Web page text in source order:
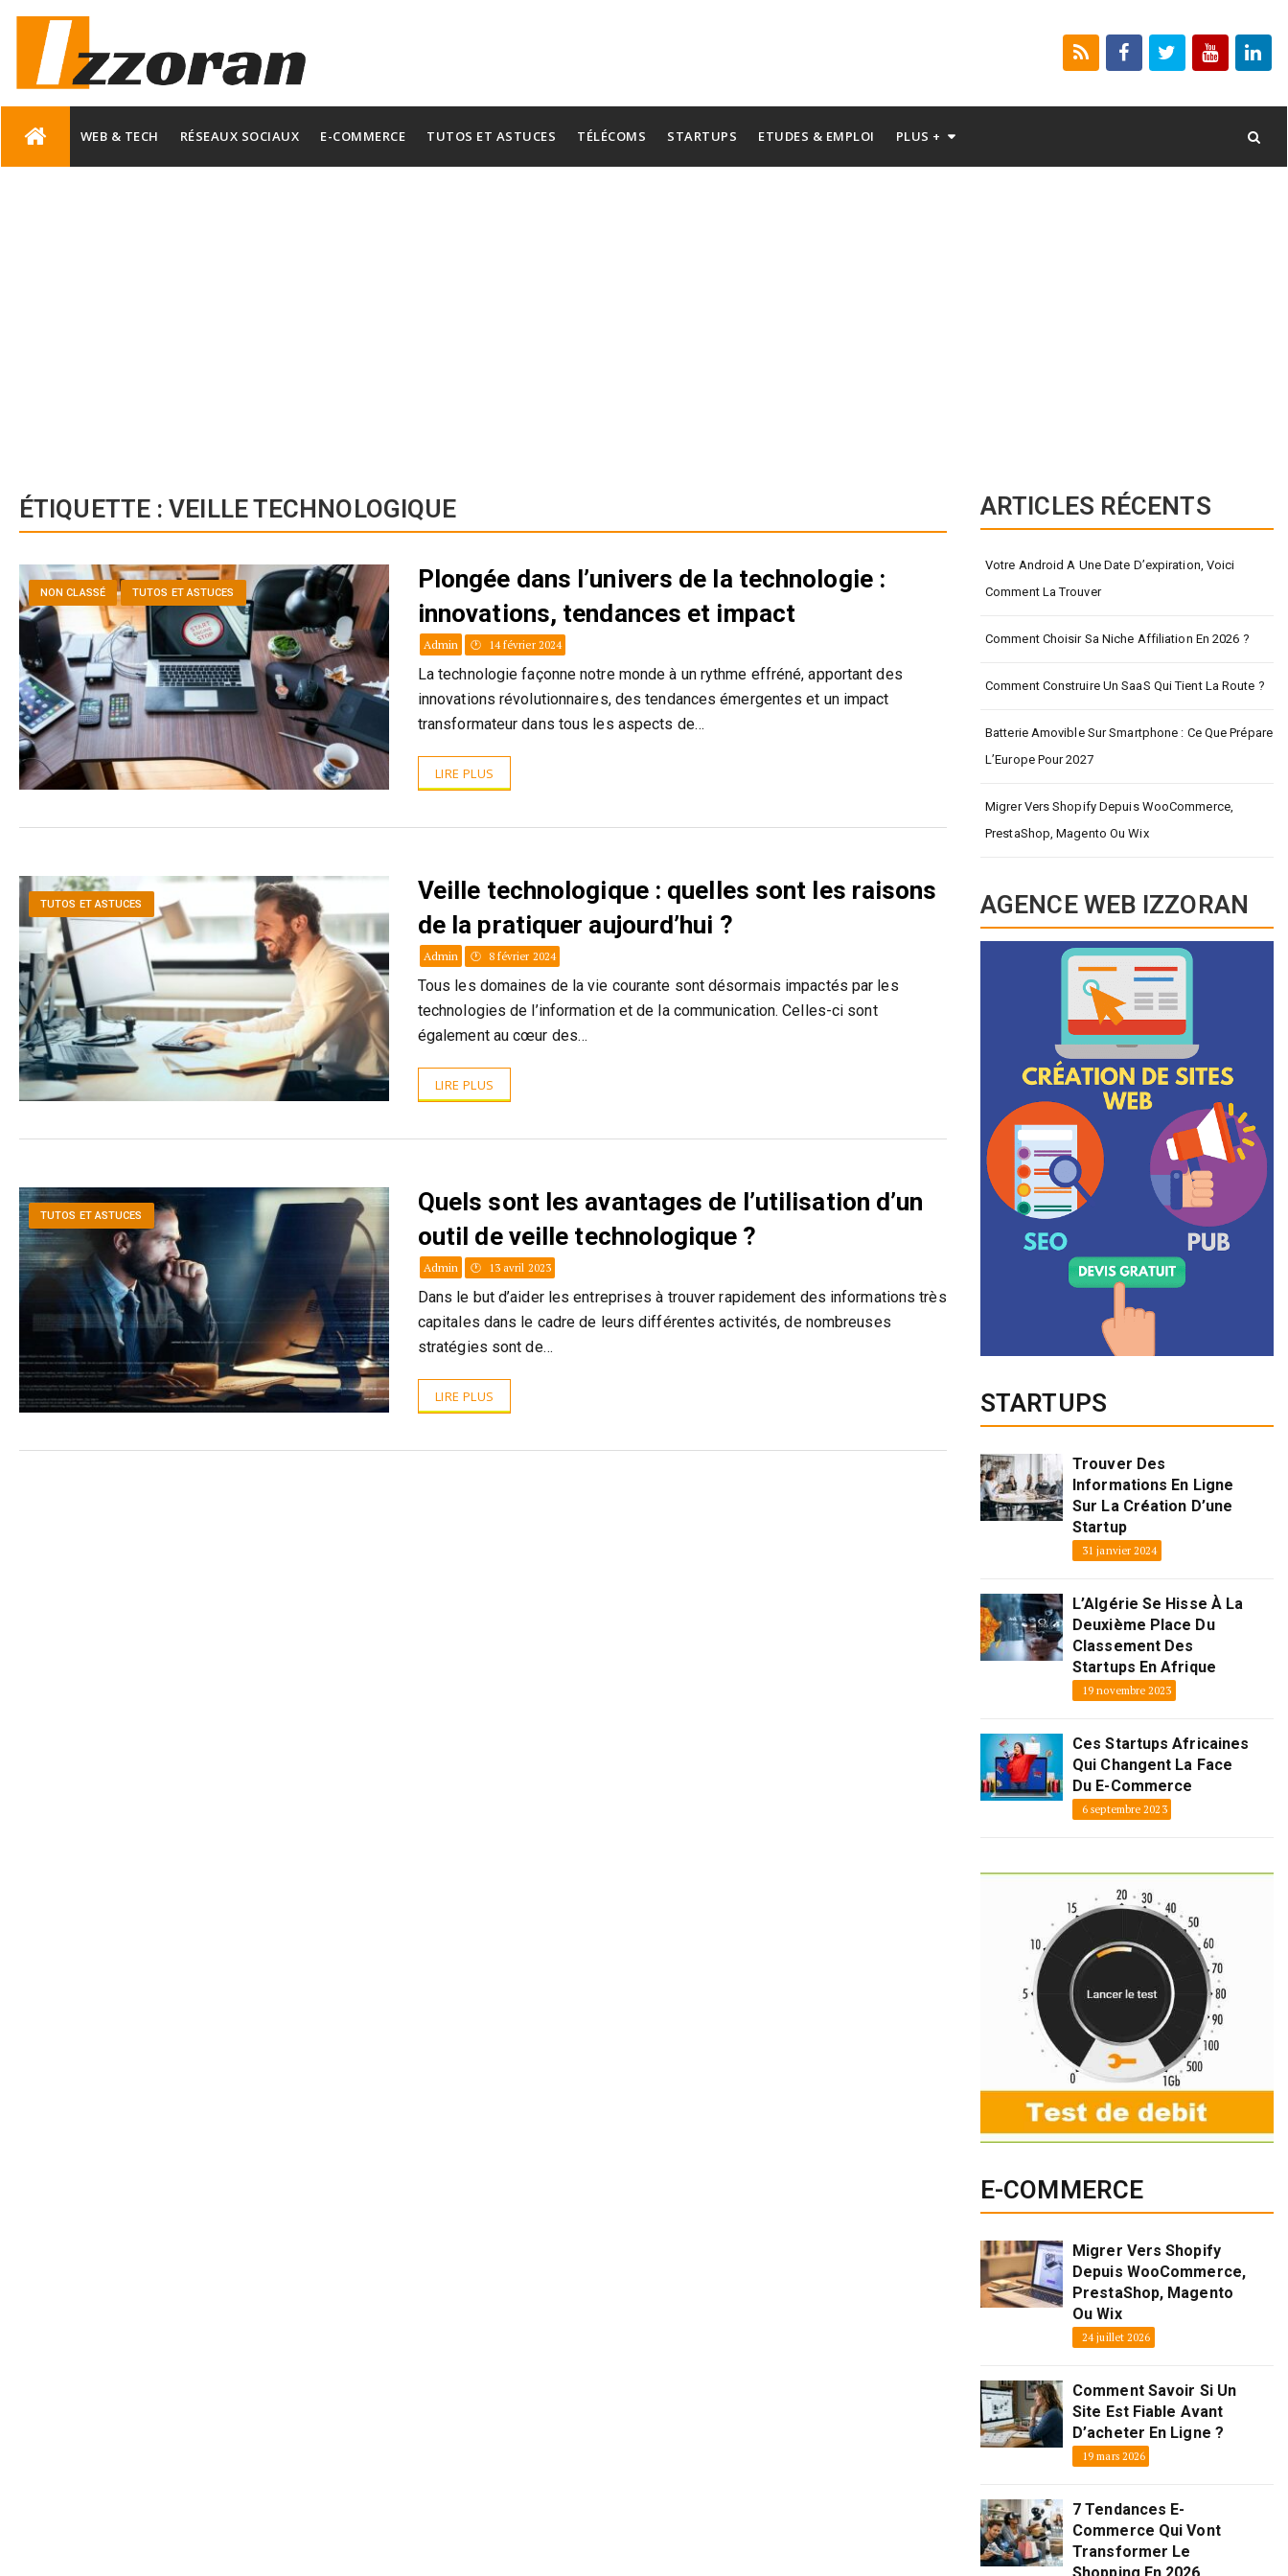
WEB & TECH RÉSEAUX SOCIAUX E-COMMERCE TUTOS ET ASTUCES TÉLÉCOMS STARTUPS ETUDES & EMPLOI PLUS +
ÉTIQUETTE :VEILLE TECHNOLOGIQUE
NON CLASSÉ TUTOS ET ASTUCES
Plongée dans l’univers de la technologie :
innovations, tendances et impact
Admin 14 février 2024
La technologie façonne notre monde à un rythme effréné, apportant des
innovations révolutionnaires, des tendances émergentes et un impact
transformateur dans tous les aspects de…
LIRE PLUS
TUTOS ET ASTUCES
Veille technologique : quelles sont les raisons
de la pratiquer aujourd’hui ?
Admin 8 février 2024
Tous les domaines de la vie courante sont désormais impactés par les
technologies de l’information et de la communication. Celles-ci sont
également au cœur des…
LIRE PLUS
TUTOS ET ASTUCES
Quels sont les avantages de l’utilisation d’un
outil de veille technologique ?
Admin 13 avril 2023
Dans le but d’aider les entreprises à trouver rapidement des informations très
capitales dans le cadre de leurs différentes activités, de nombreuses
stratégies sont de…
LIRE PLUS
ARTICLES RÉCENTS
Votre Android A Une Date D’expiration, Voici
Comment La Trouver
Comment Choisir Sa Niche Affiliation En 2026 ?
Comment Construire Un SaaS Qui Tient La Route ?
Batterie Amovible Sur Smartphone : Ce Que Prépare
L’Europe Pour 2027
Migrer Vers Shopify Depuis WooCommerce,
PrestaShop, Magento Ou Wix
AGENCE WEB IZZORAN
STARTUPS
Trouver Des
Informations En Ligne
Sur La Création D’une
Startup
31 janvier 2024
L’Algérie Se Hisse À La
Deuxième Place Du
Classement Des
Startups En Afrique
19 novembre 2023
Ces Startups Africaines
Qui Changent La Face
Du E-Commerce
6 septembre 2023
E-COMMERCE
Migrer Vers Shopify
Depuis WooCommerce,
PrestaShop, Magento
Ou Wix
24 juillet 2026
Comment Savoir Si Un
Site Est Fiable Avant
D’acheter En Ligne ?
19 mars 2026
7 Tendances E-
Commerce Qui Vont
Transformer Le